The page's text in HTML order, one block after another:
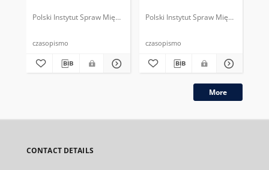
Polski Instytut Spraw Międzynarodowych. Polska Fundacja Spraw
czasopismo
Polski Instytut Spraw
czasopismo
More
CONTACT DETAILS